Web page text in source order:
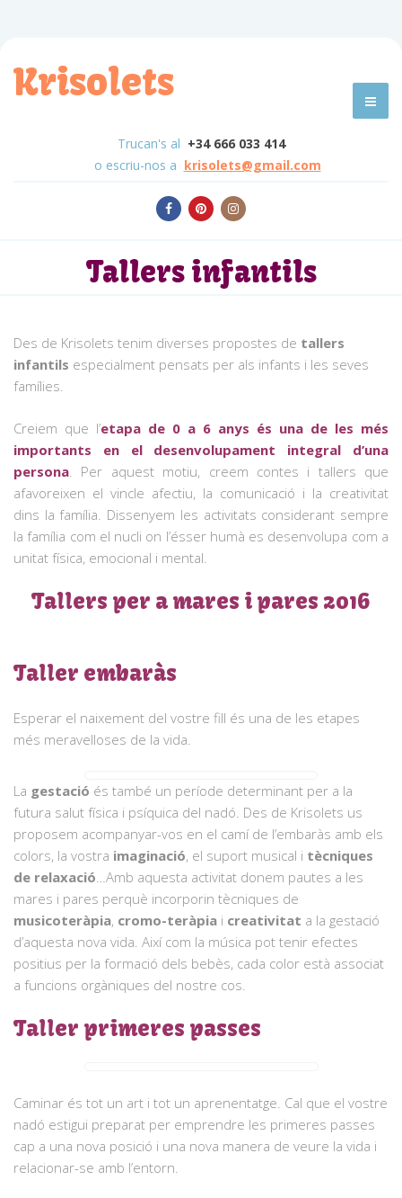
Krisolets
Trucan's al +34 666 033 414
o escriu-nos a krisolets@gmail.com
Tallers infantils
Des de Krisolets tenim diverses propostes de tallers
infantils especialment pensats per als infants i les seves
famílies.
Creiem que l’etapa de 0 a 6 anys és una de les més
importants en el desenvolupament integral d’una
persona . Per aquest motiu, creem contes i tallers que
afavoreixen el vincle afectiu, la comunicació i la creativitat
dins la família. Dissenyem les activitats considerant sempre
la família com el nucli on l’ésser humà es desenvolupa com a
unitat física, emocional i mental.
Tallers per a mares i pares 2016
Taller embaràs
Esperar el naixement del vostre fill és una de les etapes
més meravelloses de la vida.
La gestació és també un període determinant per a la
futura salut física i psíquica del nadó. Des de Krisolets us
proposem acompanyar-vos en el camí de l’embaràs amb els
colors, la vostra imaginació, el suport musical i tècniques
de relaxació …Amb aquesta activitat donem pautes a les
mares i pares perquè incorporin tècniques de
musicoteràpia, cromo-teràpia i creativitat a la gestació
d’aquesta nova vida. Així com la música pot tenir efectes
positius per la formació dels bebès, cada color està associat
a funcions orgàniques del nostre cos.
Taller primeres passes
Caminar és tot un art i tot un aprenentatge. Cal que el vostre
nadó estigui preparat per emprendre les primeres passes
cap a una nova posició i una nova manera de veure la vida i
relacionar-se amb l’entorn.